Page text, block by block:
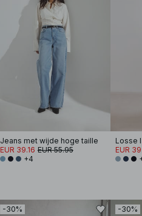
Jeans met wijde hoge taille
EUR 39.16 EUR 55.95
+4
EUR
-30% -30%